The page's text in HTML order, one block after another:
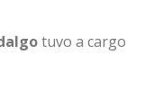
tuvo a cargo